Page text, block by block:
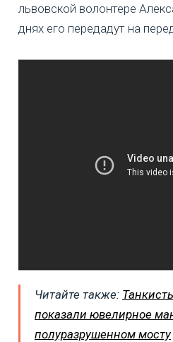
львовской волонтере
днях его передадут на
Читайте также:
показали ювелирное
полуразрушенном мосту